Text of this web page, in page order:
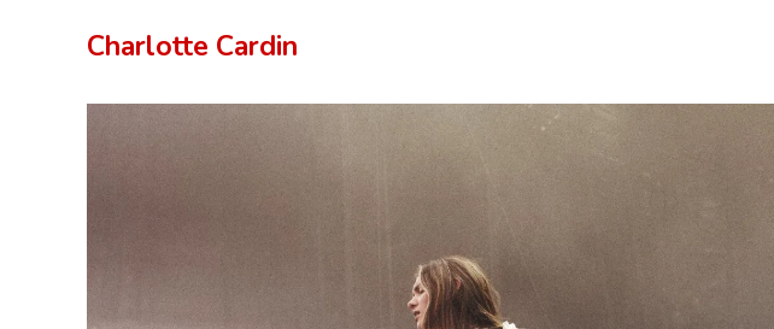
Charlotte Cardin